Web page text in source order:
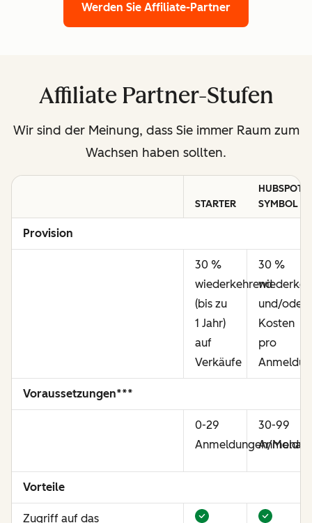
Werden Sie Affiliate-Partner
Affiliate Partner-Stufen
Wir sind der Meinung, dass Sie immer Raum zum
Wachsen haben sollten.
STARTER
HUBSPOT-
SYMBOL
Provision
30 %
wiederkehrend
(bis zu
1 Jahr)
auf
Verkäufe
30 %
und/oder
Kosten
pro
Voraussetzungen***
0-29
Anmeldungen/Monat
30-99
Vorteile
Zugriff auf das